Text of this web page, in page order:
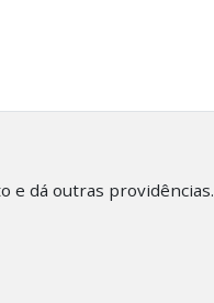
e dá outras providências.